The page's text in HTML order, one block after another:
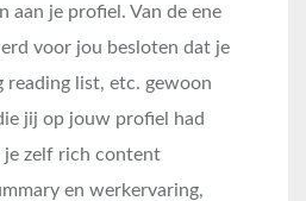
aan je profiel. Van de ene
voor jou besloten dat je
reading list, etc. gewoon
jij op jouw profiel had
je zelf rich content
en werkervaring,